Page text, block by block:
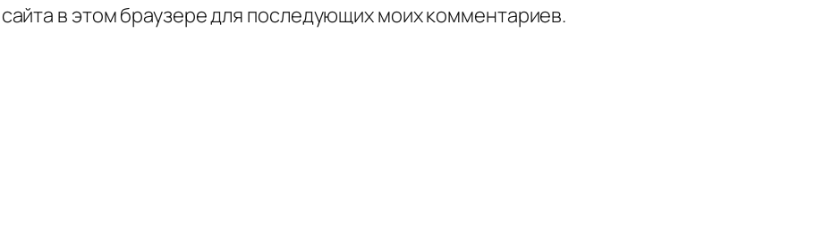
в этом браузере для последующих моих комментариев.